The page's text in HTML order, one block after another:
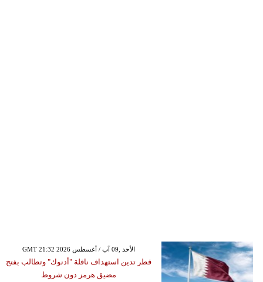
GMT 21:32 2026 الأحد ,09 آب / أغسطس
قطر تدين استهداف ناقلة "أدنوك" وتطالب بفتح
مضيق هرمز دون شروط